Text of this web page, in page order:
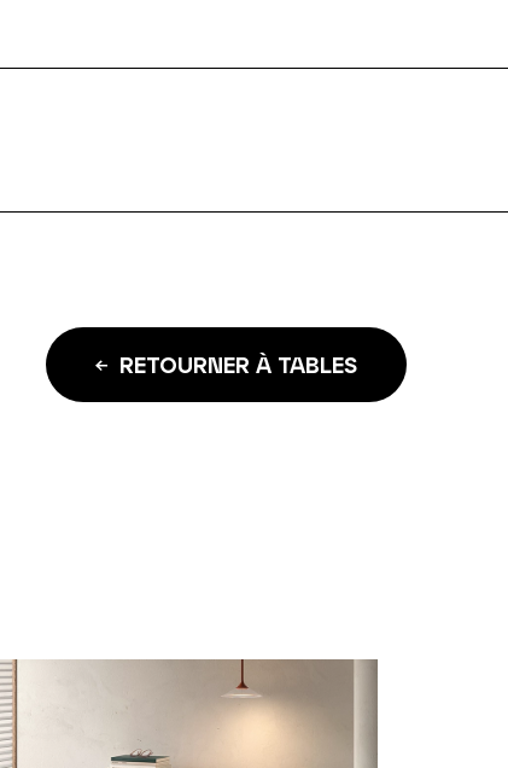
RETOURNER À TABLES